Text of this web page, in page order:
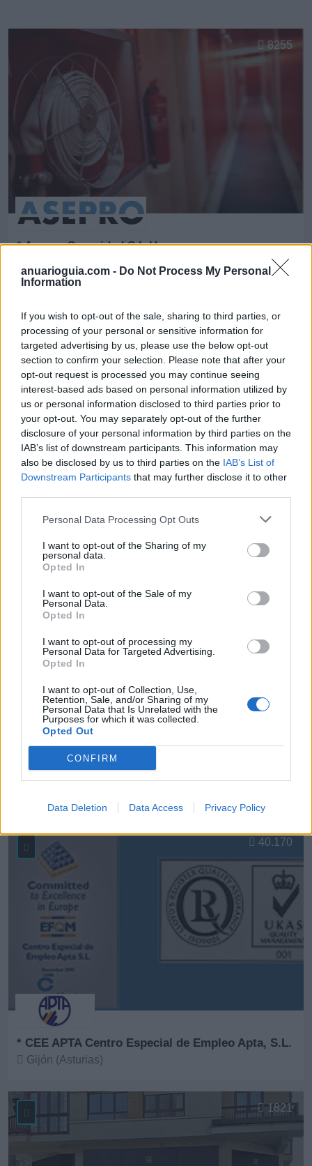
anuarioguia.com - Do Not Process My Personal
Information
If you wish to opt-out of the sale, sharing to third parties, or
processing of your personal or sensitive information for
targeted advertising by us, please use the below opt-out
section to confirm your selection. Please note that after your
opt-out request is processed you may continue seeing
interest-based ads based on personal information utilized by
us or personal information disclosed to third parties prior to
your opt-out. You may separately opt-out of the further
disclosure of your personal information by third parties on the
IAB’s list of downstream participants. This information may
also be disclosed by us to third parties on the IAB’s List of
Downstream Participants that may further disclose it to other
Personal Data Processing Opt Outs
I want to opt-out of the Sharing of my
personal data.
Opted In
I want to opt-out of the Sale of my
Personal Data.
Opted In
I want to opt-out of processing my
Personal Data for Targeted Advertising.
Opted In
I want to opt-out of Collection, Use,
Retention, Sale, and/or Sharing of my
Personal Data that Is Unrelated with the
Purposes for which it was collected.
Opted Out
CONFIRM
Data Deletion Data Access Privacy Policy
* Asepro Seguridad S.L.U.
8255
Ver más
* Asturtecnia, S.L.
* CEE APTA Centro Especial de Empleo Apta, S.L.
Gijón (Asturias)
40.170
1821